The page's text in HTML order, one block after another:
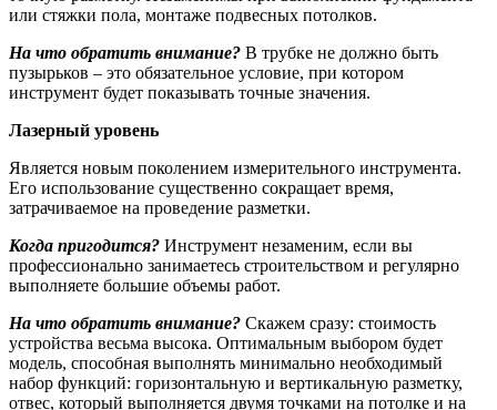
или стяжки пола, монтаже подвесных потолков.
На что обратить внимание? В трубке не должно быть
пузырьков – это обязательное условие, при котором
инструмент будет показывать точные значения.
Лазерный уровень
Является новым поколением измерительного инструмента.
Его использование существенно сокращает время,
затрачиваемое на проведение разметки.
Когда пригодится? Инструмент незаменим, если вы
профессионально занимаетесь строительством и регулярно
выполняете большие объемы работ.
На что обратить внимание? Скажем сразу: стоимость
устройства весьма высока. Оптимальным выбором будет
модель, способная выполнять минимально необходимый
набор функций: горизонтальную и вертикальную разметку,
отвес, который выполняется двумя точками на потолке и на